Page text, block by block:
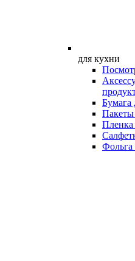
для кухни
Бумага
Пакеты
Фольга